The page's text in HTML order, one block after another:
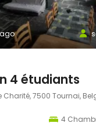
4 étudiants
Charité, 7500 Tournai,
4